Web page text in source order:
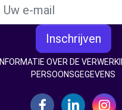
Inschrijven
INFORMATIE OVER DE
PERSOONSGEGEVENS